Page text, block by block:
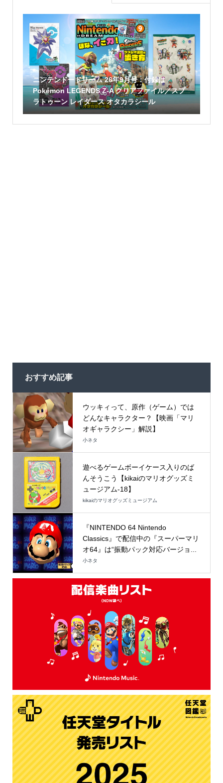
ニンテンドードリーム 26年9月号：付録は
Pokémon LEGENDS Z-A クリアファイル／スプ
ラトゥーン レイダース オタカラシール
おすすめ記事
ウッキィって、原作（ゲーム）では
どんなキャラクター？【映画「マリ
オギャラクシー」解説】
小ネタ
遊べるゲームボーイケース入りのば
んそうこう【kikaiのマリオグッズミ
ュージアム-18】
kikaiのマリオグッズミュージアム
『NINTENDO 64 Nintendo
Classics』で配信中の『スーパーマリ
オ64』は“振動パック対応バージョ...
小ネタ